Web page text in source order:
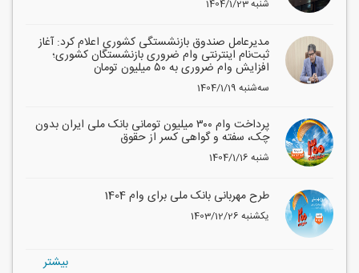
1404/1/23 شنبه
مدیرعامل صندوق بازنشستگی کشوری اعلام کرد: آغاز
ثبت‌نام اینترنتی وام ضروری بازنشستگان کشوری؛
افزایش وام ضروری به ۵۰ میلیون تومان
1404/1/19 سه‌شنبه
پرداخت وام ۳۰۰ میلیون تومانی بانک ملی ایران بدون
چک، سفته و گواهی کسر از حقوق
1404/1/16 شنبه
طرح مهربانی بانک ملی برای وام 1404
1403/12/26 یکشنبه
بيشتر